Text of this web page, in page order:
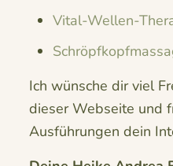
Vital-Wellen-
Ich wünsche dir viel
dieser Webseite und
Ausführungen dein